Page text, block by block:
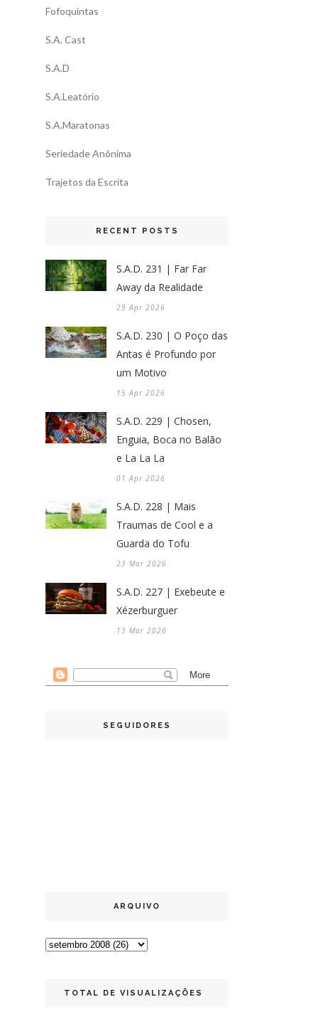
Fofoquintas
S.A. Cast
S.A.D
S.A.Leatório
S.A.Maratonas
Seriedade Anônima
Trajetos da Escrita
RECENT POSTS
S.A.D. 231 | Far Far
Away da Realidade
29 Apr 2026
S.A.D. 230 | O Poço das
Antas é Profundo por
um Motivo
15 Apr 2026
S.A.D. 229 | Chosen,
Enguia, Boca no Balão
e La La La
01 Apr 2026
S.A.D. 228 | Mais
Traumas de Cool e a
Guarda do Tofu
23 Mar 2026
S.A.D. 227 | Exebeute e
Xézerburguer
13 Mar 2026
SEGUIDORES
ARQUIVO
TOTAL DE VISUALIZAÇÕES